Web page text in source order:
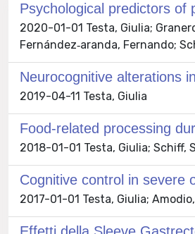
Psychological predictors of
2020-01-01 Testa, Giulia;
Fernández‑aranda, Fernando;
Neurocognitive alterations
2019-04-11 Testa, Giulia
Food-related processing
2018-01-01 Testa, Giulia; Schiff,
Cognitive control in severe
2017-01-01 Testa, Giulia;